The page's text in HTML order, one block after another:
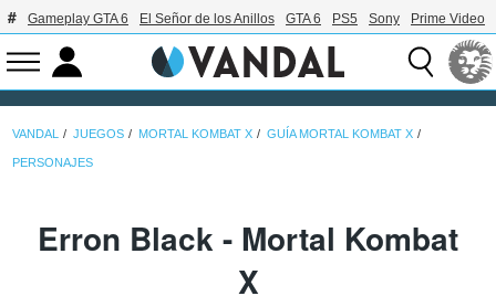
Gameplay GTA 6 El Señor de los Anillos GTA 6 PS5 Sony Prime Video
VANDAL JUEGOS MORTAL KOMBAT X GUÍA MORTAL KOMBAT X
PERSONAJES
Erron Black - Mortal Kombat
X